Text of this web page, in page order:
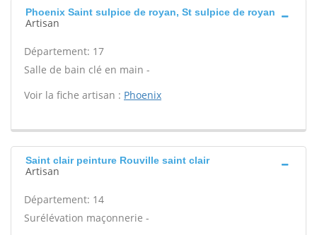
Phoenix Saint sulpice de royan, St sulpice de royan
Artisan
Département: 17
Salle de bain clé en main -
Voir la fiche artisan : Phoenix
Saint clair peinture Rouville saint clair
Artisan
Département: 14
Surélévation maçonnerie -